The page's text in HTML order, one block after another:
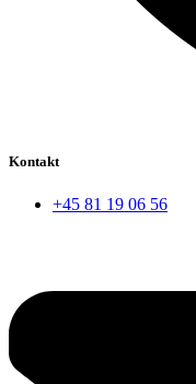
Kontakt
+45 81 19 06 56